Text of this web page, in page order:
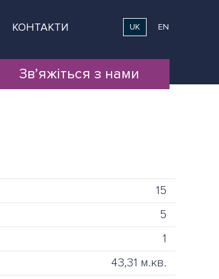
UK EN
КОНТАКТИ
Зв’яжіться з нами
15
5
1
43,31 м.кв.